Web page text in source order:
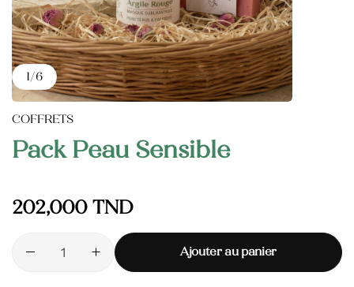
1/6
COFFRETS
Pack Peau Sensible
202,000TND
Ajouter au panier
HV des pépins de figue de barbarie
Huile Végétale d’Argan
Huile Végétale d’Argan